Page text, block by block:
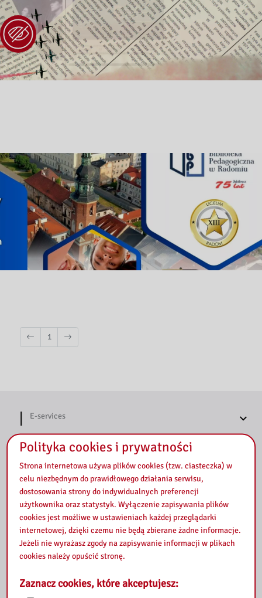
1
E-services
Distance learning
Purchase proposals
Scans
Polityka cookies i prywatności
Strona internetowa używa plików cookies (tzw. ciasteczka) w
celu niezbędnym do prawidłowego działania serwisu,
dostosowania strony do indywidualnych preferencji
użytkownika oraz statystyk. Wyłączenie zapisywania plików
cookies jest możliwe w ustawieniach każdej przeglądarki
internetowej, dzięki czemu nie będą zbierane żadne informacje.
Jeżeli nie wyrażasz zgody na zapisywanie informacji w plikach
cookies należy opuścić stronę.
Zaznacz cookies, które akceptujesz: